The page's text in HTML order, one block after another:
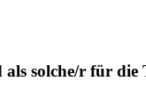
solche/r für